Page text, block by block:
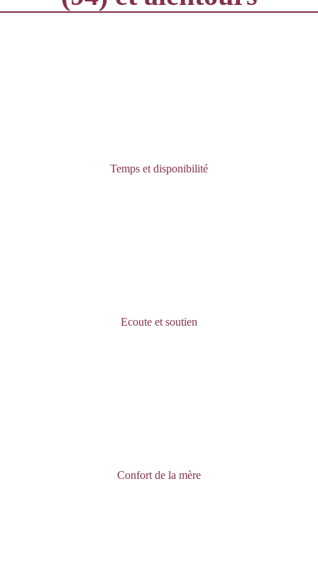
Temps et disponibilité
Ecoute et soutien
Confort de la mère